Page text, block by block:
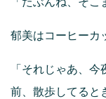
郁美はコーヒーカ
「それじゃあ、
前、散歩してると